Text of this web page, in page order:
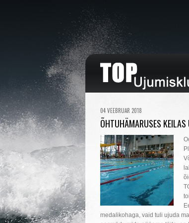
04 VEEBRUAR 2018
ÕHTUHÄMARUSES
medalikohaga, vaid tuli ujuda